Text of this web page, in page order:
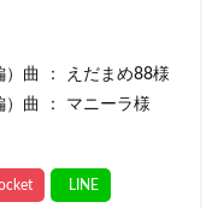
曲 ： えだまめ88様
曲 ： マニーラ様